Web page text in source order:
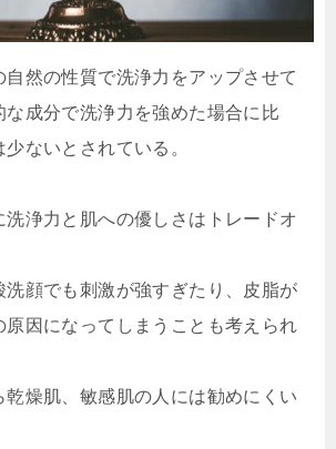
自然の性質で洗浄力をアップさせて
な成分で洗浄力を強めた場合に比
ないとされている。
洗浄力と肌への優しさはトレードオ
洗顔でも刺激が強すぎたり、皮脂が
原因になってしまうことも考えられ
乾燥肌、敏感肌の人には勧めにくい